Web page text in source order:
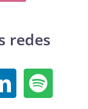
redes